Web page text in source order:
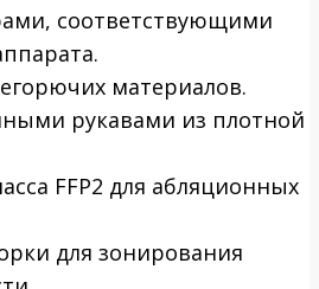
соответствующими
материалов.
рукавами из плотной
FFP2 для абляционных
для зонирования